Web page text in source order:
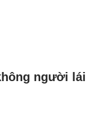
người lái